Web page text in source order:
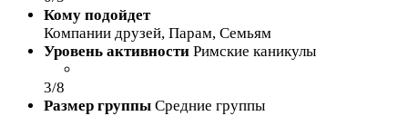
Кому подойдет
Компании друзей, Парам, Семьям
Уровень активности Римские каникулы
3/8
Размер группы Средние группы